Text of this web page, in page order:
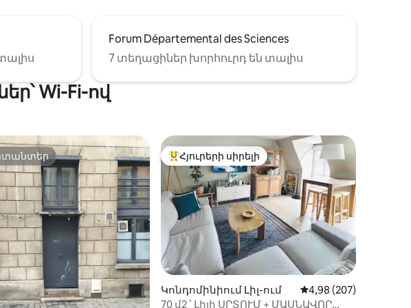
Forum Départemental des Sciences
7 տեղացիներ խորհուրդ են տալիս
Wi-Fi-ով
Հյուրերի սիրելի լավագույն տները
Հյուրերի սիրելի
Կոնդոմինիում Լիլ-ում Միջին վարկանիշը՝
4,98 (207)
70 մ2 ՝ Լիլի ՍՐՏՈՒՄ + ՄԱՍՆԱՎՈՐ